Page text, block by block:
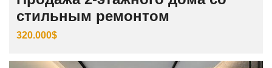
стильным ремонтом
320.000$